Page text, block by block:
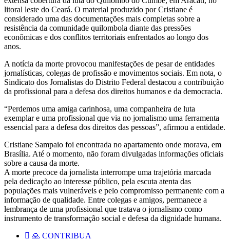
litoral leste do Ceará. O material produzido por Cristiane é
considerado uma das documentações mais completas sobre a
resistência da comunidade quilombola diante das pressões
econômicas e dos conflitos territoriais enfrentados ao longo dos
anos.
A notícia da morte provocou manifestações de pesar de entidades
jornalísticas, colegas de profissão e movimentos sociais. Em nota, o
Sindicato dos Jornalistas do Distrito Federal destacou a contribuição
da profissional para a defesa dos direitos humanos e da democracia.
“Perdemos uma amiga carinhosa, uma companheira de luta
exemplar e uma profissional que via no jornalismo uma ferramenta
essencial para a defesa dos direitos das pessoas”, afirmou a entidade.
Cristiane Sampaio foi encontrada no apartamento onde morava, em
Brasília. Até o momento, não foram divulgadas informações oficiais
sobre a causa da morte.
A morte precoce da jornalista interrompe uma trajetória marcada
pela dedicação ao interesse público, pela escuta atenta das
populações mais vulneráveis e pelo compromisso permanente com a
informação de qualidade. Entre colegas e amigos, permanece a
lembrança de uma profissional que tratava o jornalismo como
instrumento de transformação social e defesa da dignidade humana.
🙏 CONTRIBUA